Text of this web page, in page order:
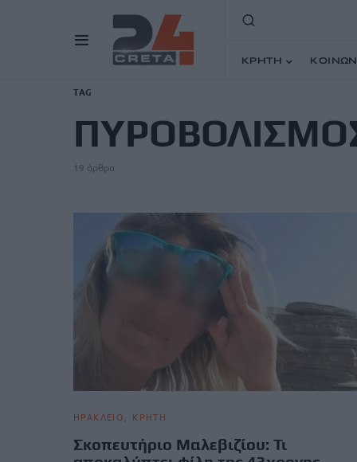
ΚΡΗΤΗ
TAG
19 άρθρα
ΗΡΑΚΛΕΙΟ ΚΡΗΤΗ
Σκοπευτήριο Μαλεβιζίου: Τι